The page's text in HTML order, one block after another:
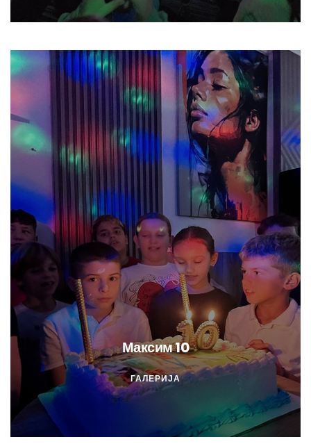
Максим 10
ГАЛЕРИЈА